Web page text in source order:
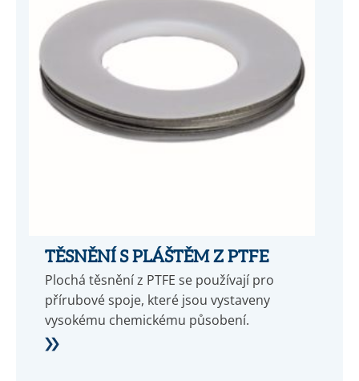
TĚSNĚNÍ S PLÁŠTĚM Z PTFE
Plochá těsnění z PTFE se používají pro
přírubové spoje, které jsou vystaveny
vysokému chemickému působení.